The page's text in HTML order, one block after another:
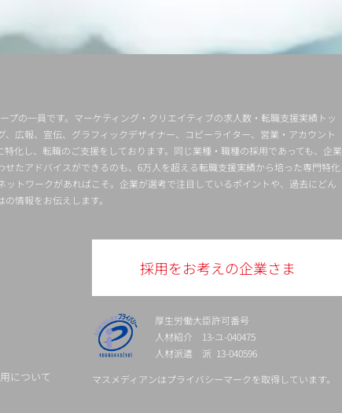
プの一員です。マーケティング・クリエイティブの求人数・転職支援実績トッ
広報、宣伝、グラフィックデザイナー、コピーライター、営業・アカウント
化し、転職のご支援をしております。同じ業種・職種の採用であっても、企業
たアドバイスができるのも、6万人を超える転職支援実績から培った専門特化
トワークがあればこそ。企業が選考で注目しているポイントや、過去にどん
情報をお伝えします。
採用をお考えの企業さま
厚生労働大臣許可番号
人材紹介 13-ユ-040475
人材派遣 派 13-040596
マスメディアンはプライバシーマークを取得しています。
について